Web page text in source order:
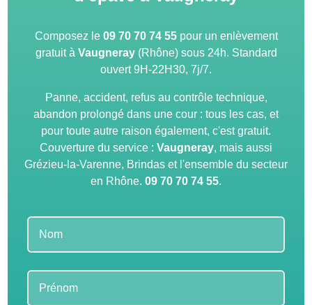
Composez le 09 70 70 74 55pour un enlèvement
gratuit à Vaugneray(Rhône) sous 24h. Standard
ouvert 9H-22H30, 7j/7.
Panne, accident, refus au contrôle technique,
abandon prolongé dans une cour : tous les cas, et
pour toute autre raison également, c'est gratuit.
Couverture du service : Vaugneray, mais aussi
Grézieu-la-Varenne, Brindas et l'ensemble du secteur
en Rhône. 09 70 70 74 55.
Leave
this
field